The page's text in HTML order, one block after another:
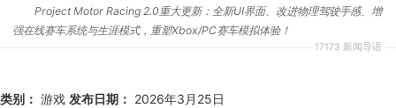
17173 新闻导语
Project Motor Racing 2.0重大更新：全新UI界面、改进物理驾驶手感、增
强在线赛车系统与生涯模式，重塑Xbox/PC赛车模拟体验！
类别： 游戏 发布日期： 2026年3月25日